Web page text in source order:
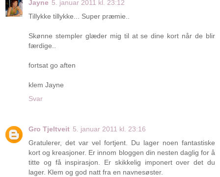
Jayne 5. januar 2011 kl. 23:12
Tillykke tillykke... Super præmie..
Skønne stempler glæder mig til at se dine kort når de blir
færdige..
fortsat go aften
klem Jayne
Svar
Gro Tjeltveit 5. januar 2011 kl. 23:16
Gratulerer, det var vel fortjent. Du lager noen fantastiske
kort og kreasjoner. Er innom bloggen din nesten daglig for å
titte og få inspirasjon. Er skikkelig imponert over det du
lager. Klem og god natt fra en navnesøster.